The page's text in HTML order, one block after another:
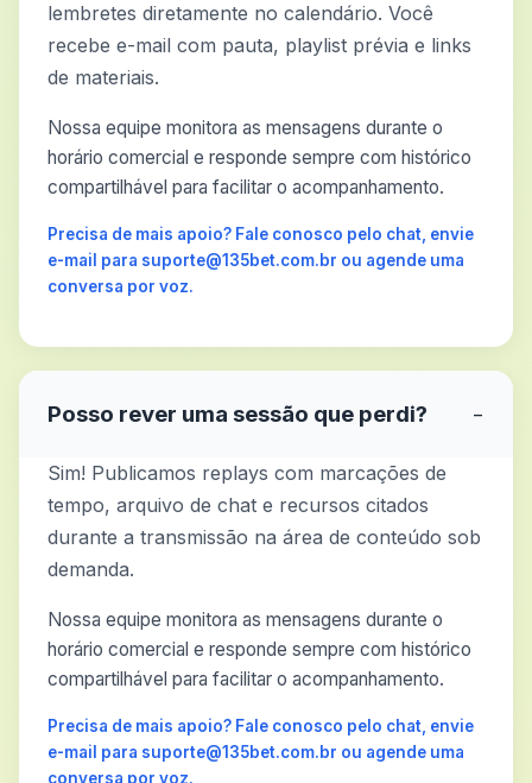
lembretes diretamente no calendário. Você
recebe e-mail com pauta, playlist prévia e links
de materiais.
Nossa equipe monitora as mensagens durante o
horário comercial e responde sempre com histórico
compartilhável para facilitar o acompanhamento.
Precisa de mais apoio? Fale conosco pelo chat, envie
e-mail para suporte@135bet.com.br ou agende uma
conversa por voz.
Posso rever uma sessão que perdi? −
Sim! Publicamos replays com marcações de
tempo, arquivo de chat e recursos citados
durante a transmissão na área de conteúdo sob
demanda.
Nossa equipe monitora as mensagens durante o
horário comercial e responde sempre com histórico
compartilhável para facilitar o acompanhamento.
Precisa de mais apoio? Fale conosco pelo chat, envie
e-mail para suporte@135bet.com.br ou agende uma
conversa por voz.